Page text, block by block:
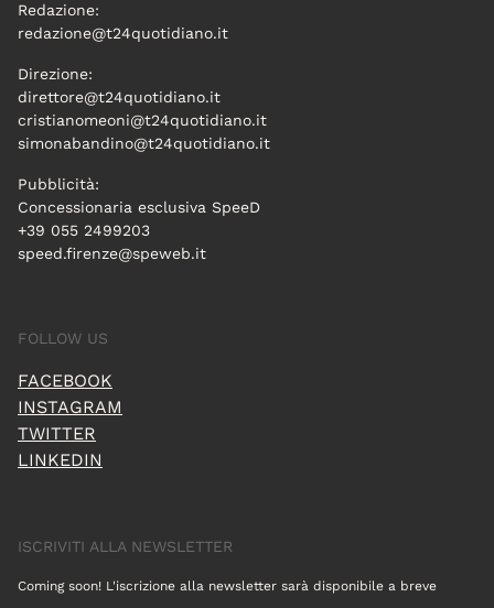
Redazione:
redazione@t24quotidiano.it
Direzione:
direttore@t24quotidiano.it
cristianomeoni@t24quotidiano.it
simonabandino@t24quotidiano.it
Pubblicità:
Concessionaria esclusiva SpeeD
+39 055 2499203
speed.firenze@speweb.it
FOLLOW US
FACEBOOK
INSTAGRAM
TWITTER
LINKEDIN
ISCRIVITI ALLA NEWSLETTER
Coming soon! L'iscrizione alla newsletter sarà disponibile a breve